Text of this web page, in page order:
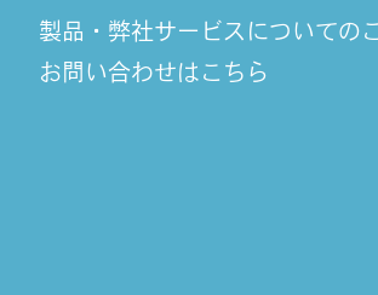
製品・弊社サービスについての
お問い合わせはこちら